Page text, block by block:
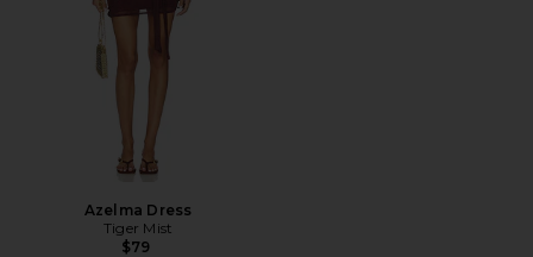
Azelma Dress
Tiger Mist
$79